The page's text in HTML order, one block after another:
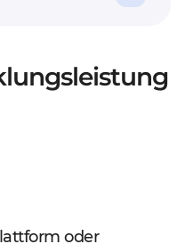
oder